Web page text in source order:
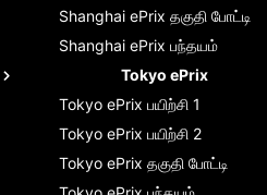
Shanghai ePrix தகுதி போட்டி
Shanghai ePrix பந்தயம்
Tokyo ePrix
Tokyo ePrix பயிற்சி 1
Tokyo ePrix பயிற்சி 2
Tokyo ePrix தகுதி போட்டி